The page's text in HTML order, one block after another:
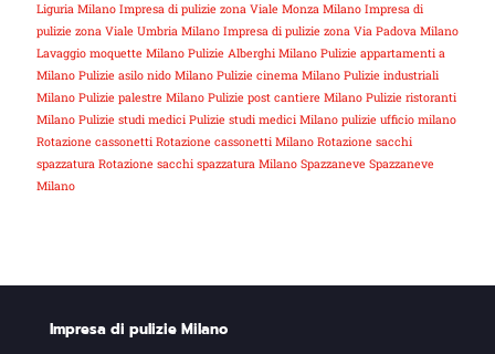
Liguria Milano Impresa di pulizie zona Viale Monza Milano Impresa di
pulizie zona Viale Umbria Milano Impresa di pulizie zona Via Padova Milano
Lavaggio moquette Milano Pulizie Alberghi Milano Pulizie appartamenti a
Milano Pulizie asilo nido Milano Pulizie cinema Milano Pulizie industriali
Milano Pulizie palestre Milano Pulizie post cantiere Milano Pulizie ristoranti
Milano Pulizie studi medici Pulizie studi medici Milano pulizie ufficio milano
Rotazione cassonetti Rotazione cassonetti Milano Rotazione sacchi
spazzatura Rotazione sacchi spazzatura Milano Spazzaneve Spazzaneve
Milano
Impresa di pulizie Milano